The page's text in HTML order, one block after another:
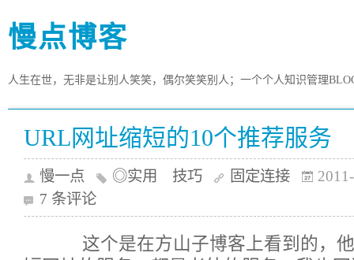
慢点博客
人生在世，无非是让别人笑笑，偶尔笑笑别人；一个个人知识管理
URL网址缩短的10个推荐服务
慢一点 ◎实用 技巧 固定连接
7 条评论
这个是在方山子博客上看到的，他